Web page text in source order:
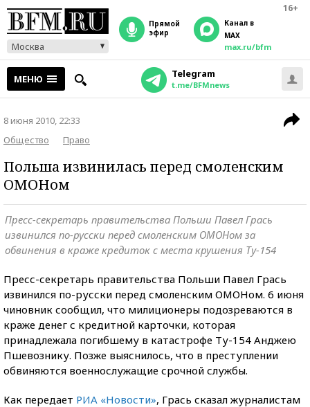
16+
Москва
прямой
эфир
Канал в
MAX
max.ru/bfm
МЕНЮ Telegram
t.me/BFMnews
8 июня 2010, 22:33
Общество
Право
Польша извинилась перед смоленским
ОМОНом
Пресс-секретарь правительства Польши Павел Грась
извинился по-русски перед смоленским ОМОНом за
обвинения в краже кредиток с места крушения Ту-154
Пресс-секретарь правительства Польши Павел Грась
извинился по-русски перед смоленским ОМОНом. 6 июня
чиновник сообщил, что милиционеры подозреваются в
краже денег с кредитной карточки, которая
принадлежала погибшему в катастрофе Ту-154 Анджею
Пшевознику. Позже выяснилось, что в преступлении
обвиняются военнослужащие срочной службы.
Как передает РИА «Новости», Грась сказал журналистам